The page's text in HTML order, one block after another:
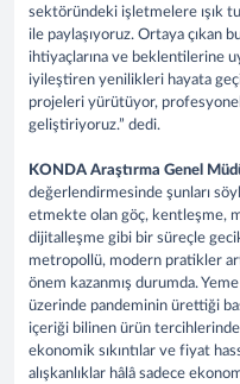
sektöründeki işletmelere ışık
ile paylaşıyoruz. Ortaya çıkan
ihtiyaçlarına ve beklentilerine
iyileştiren yenilikleri hayata
projeleri yürütüyor,
geliştiriyoruz.” dedi.
KONDA Araştırma Genel
değerlendirmesinde şunları
etmekte olan göç, kentleşme,
dijitalleşme gibi bir süreçle
metropollü, modern pratikler
önem kazanmış durumda.
üzerinde pandeminin ürettiği
içeriği bilinen ürün tercihlerinde
ekonomik sıkıntılar ve fiyat
alışkanlıklar hâlâ sadece